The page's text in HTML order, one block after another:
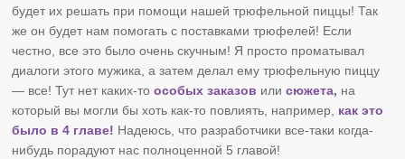
будет их решать при помощи нашей трюфельной пиццы! Так
же он будет нам помогать с поставками трюфелей! Если
честно, все это было очень скучным! Я просто проматывал
диалоги этого мужика, а затем делал ему трюфельную пиццу
— все! Тут нет каких-тоособых заказов илисюжета, на
который вы могли бы хоть как-то повлиять, например, как это
было в 4 главе! Надеюсь, что разработчики все-таки когда-
нибудь порадуют нас полноценной 5 главой!